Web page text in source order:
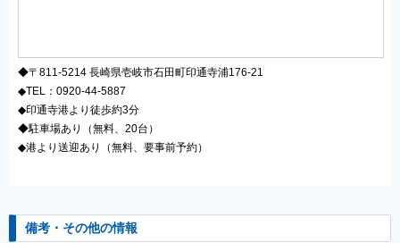
◆〒811-5214 長崎県壱岐市石田町印通寺浦176-21
◆TEL：0920-44-5887
◆印通寺港より徒歩約3分
◆駐車場あり（無料、20台）
◆港より送迎あり（無料、要事前予約）
備考・その他の情報